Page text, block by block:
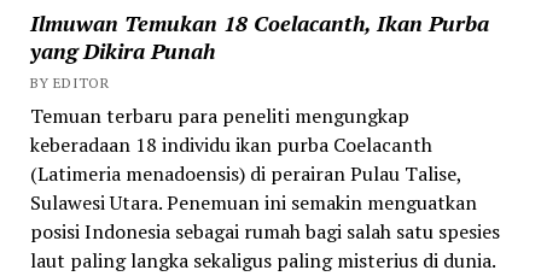
Ilmuwan Temukan 18 Coelacanth, Ikan Purba
yang Dikira Punah
BY EDITOR
Temuan terbaru para peneliti mengungkap
keberadaan 18 individu ikan purba Coelacanth
(Latimeria menadoensis) di perairan Pulau Talise,
Sulawesi Utara. Penemuan ini semakin menguatkan
posisi Indonesia sebagai rumah bagi salah satu spesies
laut paling langka sekaligus paling misterius di dunia.